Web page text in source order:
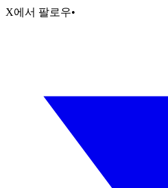
X에서 팔로우•